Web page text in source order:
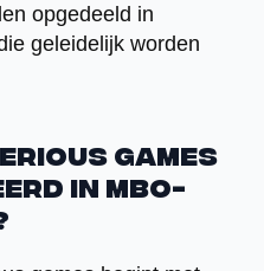
opgedeeld in
geleidelijk worden
games
in MBO-